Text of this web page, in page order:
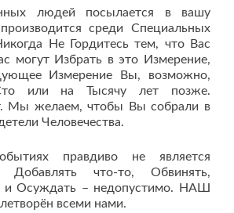
людей посылается в вашу
среди Специальных
Не Гордитесь тем, что Вас
могут Избрать в это Измерение,
Измерение Вы, возможно,
или на Тысячу лет позже.
Мы желаем, чтобы Вы собрали в
Человечества.
правдиво не является
что-то, Обвинять,
и Осуждать – недопустимо. НАШ
всеми нами.